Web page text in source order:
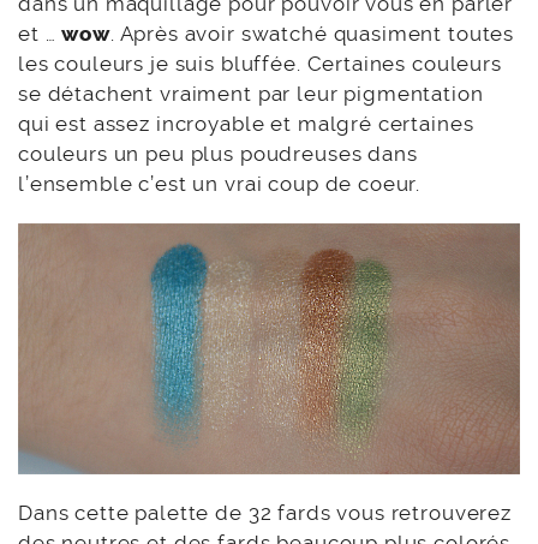
et …wow. Après avoir swatché quasiment toutes
les couleurs je suis bluffée. Certaines couleurs
se détachent vraiment par leur pigmentation
qui est assez incroyable et malgré certaines
couleurs un peu plus poudreuses dans
l’ensemble c’est un vrai coup de coeur.
Dans cette palette de 32 fards vous retrouverez